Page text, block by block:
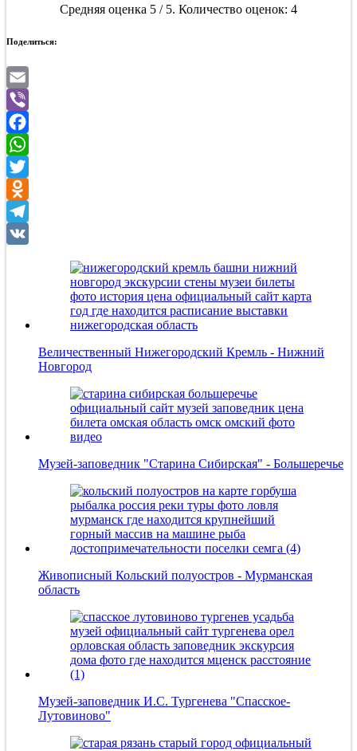
Средняя оценка 5 / 5. Количество оценок: 4
Поделиться:
Email
Viber
Facebook
WhatsApp
Twitter
Odnoklassniki
Telegram
Величественный Нижегородский Кремль - Нижний
Новгород
Музей-заповедник "Старина Сибирская" - Большеречье
Живописный Кольский полуостров - Мурманская
область
Музей-заповедник И.С. Тургенева "Спасское-
Лутовиново"